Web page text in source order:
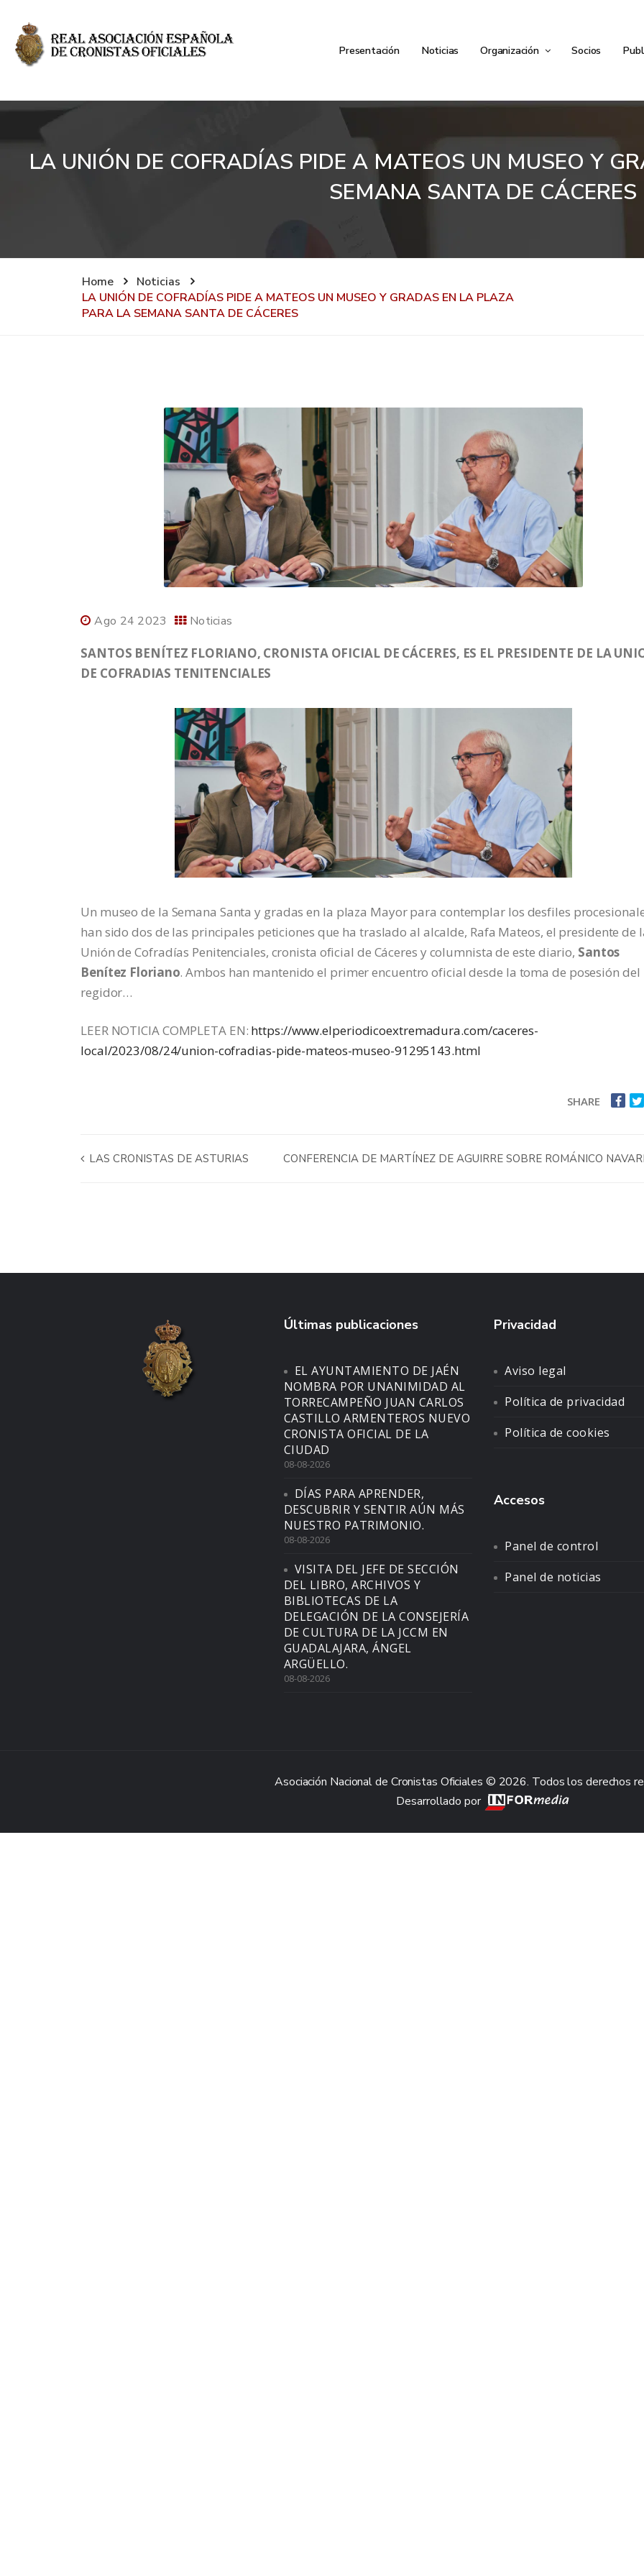
Presentación Noticias Organización Socios
LA UNIÓN DE COFRADÍAS PIDE A MATEOS UN MUSEO Y
SEMANA SANTA DE CÁCERES
Home
Noticias
LA UNIÓN DE COFRADÍAS PIDE A MATEOS UN MUSEO Y GRADAS EN LA PLAZA
PARA LA SEMANA SANTA DE CÁCERES
Ago 24 2023 Noticias
SANTOS BENÍTEZ FLORIANO, CRONISTA OFICIAL DE CÁCERES, ES EL PRESIDENTE DE LA
DE COFRADIAS TENITENCIALES
Un museo de la Semana Santa y gradas en la plaza Mayor para contemplar los desfiles
han sido dos de las principales peticiones que ha traslado al alcalde, Rafa Mateos, el presidente de
Unión de Cofradías Penitenciales, cronista oficial de Cáceres y columnista de este diario, Santos
Benítez Floriano. Ambos han mantenido el primer encuentro oficial desde la toma de posesión del
regidor…
LEER NOTICIA COMPLETA EN: https://www.elperiodicoextremadura.com/caceres-
local/2023/08/24/union-cofradias-pide-mateos-museo-91295143.html
SHARE
LAS CRONISTAS DE ASTURIAS CONFERENCIA DE MARTÍNEZ DE AGUIRRE SOBRE ROMÁNICO
Últimas publicaciones
EL AYUNTAMIENTO DE JAÉN
NOMBRA POR UNANIMIDAD AL
TORRECAMPEÑO JUAN CARLOS
CASTILLO ARMENTEROS NUEVO
CRONISTA OFICIAL DE LA
CIUDAD
08-08-2026
DÍAS PARA APRENDER,
DESCUBRIR Y SENTIR AÚN MÁS
NUESTRO PATRIMONIO.
08-08-2026
VISITA DEL JEFE DE SECCIÓN
DEL LIBRO, ARCHIVOS Y
BIBLIOTECAS DE LA
DELEGACIÓN DE LA CONSEJERÍA
DE CULTURA DE LA JCCM EN
GUADALAJARA, ÁNGEL
ARGÜELLO.
08-08-2026
Privacidad
Aviso legal
Política de privacidad
Política de cookies
Accesos
Panel de control
Panel de noticias
Asociación Nacional de Cronistas Oficiales © 2026. Todos los derechos
Desarrollado por